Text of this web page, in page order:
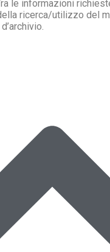
le informazioni
ricerca/utilizzo del